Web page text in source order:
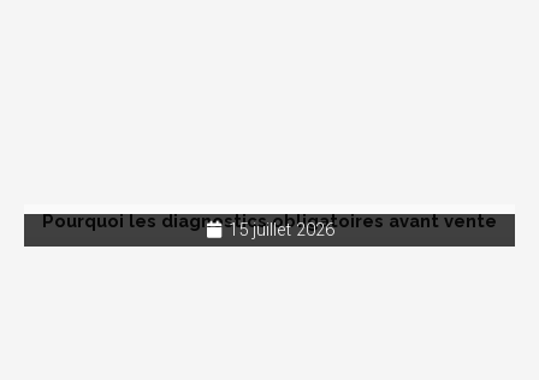
Pourquoi les diagnostics obligatoires avant vente
15 juillet 2026